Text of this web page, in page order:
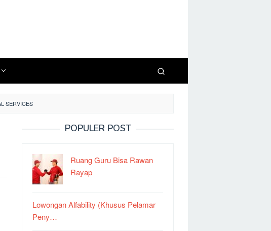
SERVICES
POPULER POST
Ruang Guru Bisa Rawan
Rayap
Lowongan Alfability (Khusus Pelamar
Peny…